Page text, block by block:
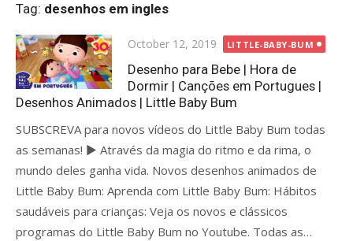
Tag: desenhos em ingles
Posted
on
October 12, 2019 LITTLE-BABY-BUM
Desenho para Bebe | Hora de
Dormir | Canções em Portugues |
Desenhos Animados | Little Baby Bum
SUBSCREVA para novos vídeos do Little Baby Bum todas
as semanas! ► Através da magia do ritmo e da rima, o
mundo deles ganha vida. Novos desenhos animados de
Little Baby Bum: Aprenda com Little Baby Bum: Hábitos
saudáveis para crianças: Veja os novos e clássicos
programas do Little Baby Bum no Youtube. Todas as…